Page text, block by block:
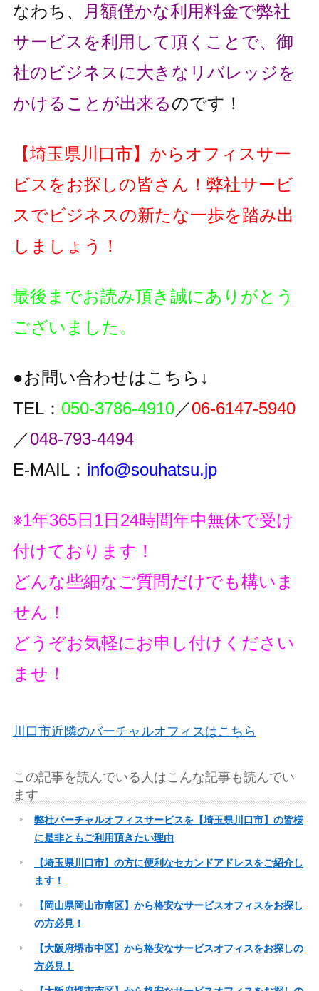
なわち、
月額僅かな利用料金で弊社
サービスを利用して頂くことで、 御
社のビジネスに大きなリバレッジを
かけることが出来るのです！
【埼玉県川口市】からオフィスサー
ビスをお探しの皆さん！ 弊社サービ
スでビジネスの新たな一歩を踏み出
しましょう！
最後までお読み頂き誠にありがとう
ございました。
●お問い合わせはこちら↓
TEL： 050-3786-4910／06-6147-5940
／048-793-4494
E-MAIL： info@souhatsu.jp
※1年365日1日24時間年中無休で受け
付けております！
どんな些細なご質問だけでも構いま
せん！
どうぞお気軽にお申し付けください
ませ！
川口市近隣のバーチャルオフィスはこちら
この記事を読んでいる人はこんな記事も読んでい
ます
弊社バーチャルオフィスサービスを【埼玉県川口市】の皆様
に是非ともご利用頂きたい理由
【埼玉県川口市】の方に便利なセカンドアドレスをご紹介し
ます！
【岡山県岡山市南区】から格安なサービスオフィスをお探し
の方必見！
【大阪府堺市中区】から格安なサービスオフィスをお探しの
方必見！